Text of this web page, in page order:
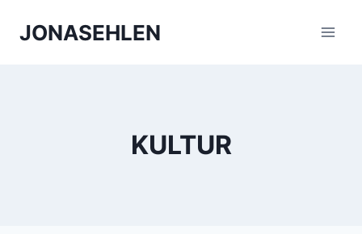
InhaltJONASEHLEN
KULTUR